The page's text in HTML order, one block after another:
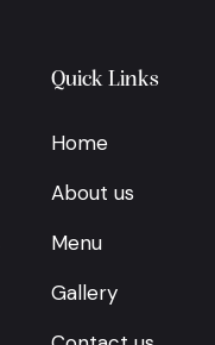
Quick Links
Home
About us
Menu
Gallery